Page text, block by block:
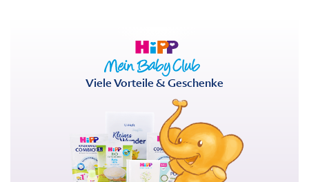
Viele Vorteile & Geschenke